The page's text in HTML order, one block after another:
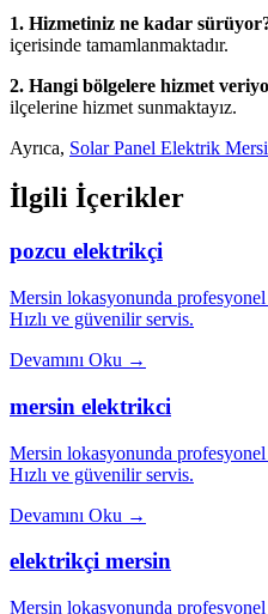
1. Hizmetiniz ne kadar
içerisinde tamamlanmaktadır.
2. Hangi bölgelere hizmet
ilçelerine hizmet sunmaktayız.
Ayrıca, Solar Panel Elektrik
İlgili İçerikler
pozcu elektrikçi
Mersin lokasyonunda
Hızlı ve güvenilir servis.
Devamını Oku →
mersin elektrikci
Mersin lokasyonunda
Hızlı ve güvenilir servis.
Devamını Oku →
elektrikçi mersin
Mersin lokasyonunda